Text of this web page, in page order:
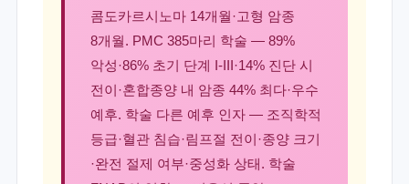
콤도카르시노마 14개월·고형 암종
8개월. PMC 385마리 학술 — 89%
악성·86% 초기 단계 I-III·14% 진단 시
전이·혼합종양 내 암종 44% 최다·우수
예후. 학술 다른 예후 인자 — 조직학적
등급·혈관 침습·림프절 전이·종양 크기
·완전 절제 여부·중성화 상태. 학술